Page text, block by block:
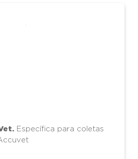
Específica para coletas